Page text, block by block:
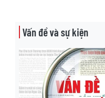
Vấn đề và sự kiện